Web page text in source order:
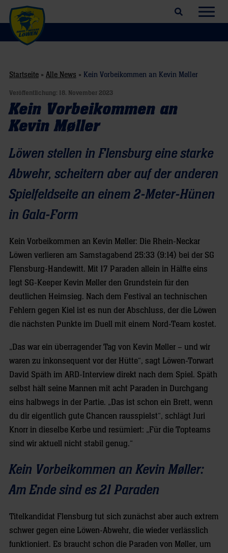
Suchfeld öffnen
Startseite » Alle News » Kein Vorbeikommen an Kevin Møller
Veröffentlichung: 18. November 2023
Kein Vorbeikommen an
Kevin Møller
Löwen stellen in Flensburg eine starke
Abwehr, scheitern aber auf der anderen
Spielfeldseite an einem 2-Meter-Hünen
in Gala-Form
Kein Vorbeikommen an Kevin Møller: Die Rhein-Neckar
Löwen verlieren am Samstagabend 25:33 (9:14) bei der SG
Flensburg-Handewitt. Mit 17 Paraden allein in Hälfte eins
legt SG-Keeper Kevin Møller den Grundstein für den
deutlichen Heimsieg. Nach dem Festival an technischen
Fehlern gegen Kiel ist es nun der Abschluss, der die Löwen
die nächsten Punkte im Duell mit einem Nord-Team kostet.
„Das war ein überragender Tag von Kevin Møller – und wir
waren zu inkonsequent vor der Hütte“, sagt Löwen-Torwart
David Späth im ARD-Interview direkt nach dem Spiel. Späth
selbst hält seine Mannen mit acht Paraden in Durchgang
eins halbwegs in der Partie. „Das ist schon ein Brett, wenn
du dir eigentlich gute Chancen rausspielst“, schlägt Juri
Knorr in dieselbe Kerbe und resümiert: „Für die Topteams
sind wir aktuell nicht stabil genug.“
Kein Vorbeikommen an Kevin Møller:
Am Ende sind es 21 Paraden
Titelkandidat Flensburg tut sich zunächst aber auch extrem
schwer gegen eine Löwen-Abwehr, die wieder verlässlich
funktioniert. Es braucht schon die Paraden von Møller, um